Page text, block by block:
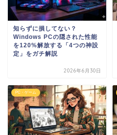
知らずに損してない？
Windows PCの隠された性能
を120%解放する「4つの神設
定」をガチ解説
2026年6月30日
PC・ゲーム